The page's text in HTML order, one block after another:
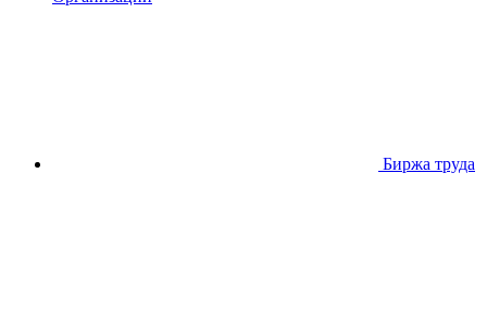
Биржа труда